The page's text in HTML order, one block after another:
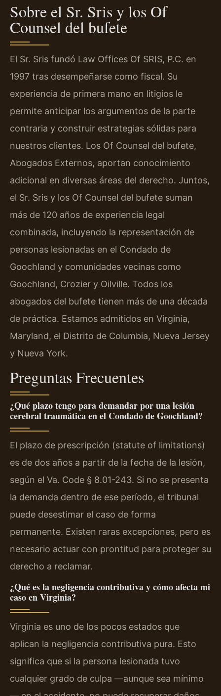
Sobre el Sr. Sris y los Of
Counsel del bufete
El Sr. Sris fundó Law Offices Of SRIS, P.C. en
1997 tras desempeñarse como fiscal. Su
experiencia de primera mano en litigios le
permite anticipar los argumentos de la parte
contraria y construir estrategias sólidas para
nuestros clientes. Los Of Counsel del bufete,
Abogados Externos, aportan conocimiento
adicional en diversas áreas del derecho. Juntos,
el Sr. Sris y los Of Counsel del bufete suman
más de 120 años de experiencia legal
combinada, incluyendo la representación de
personas lesionadas en el Condado de
Goochland y comunidades vecinas como
Goochland, Crozier y Oilville. Todos los
abogados del bufete tienen más de una década
de práctica. Estamos admitidos en Virginia,
Maryland, el Distrito de Columbia, Nueva Jersey
y Nueva York.
Preguntas Frecuentes
¿Qué plazo tengo para demandar por una lesión
cerebral traumática en el Condado de Goochland?
El plazo de prescripción (statute of limitations)
es de dos años a partir de la fecha de la lesión,
según el Va. Code § 8.01-243. Si no se presenta
la demanda dentro de ese período, el tribunal
puede desestimar el caso de forma
permanente. Existen raras excepciones, pero es
necesario actuar con prontitud para proteger su
derecho a reclamar.
¿Qué es la negligencia contributiva y cómo afecta mi
caso en Virginia?
Virginia es uno de los pocos estados que
aplican la negligencia contributiva pura. Esto
significa que si la persona lesionada tuvo
cualquier grado de culpa —aunque sea mínimo